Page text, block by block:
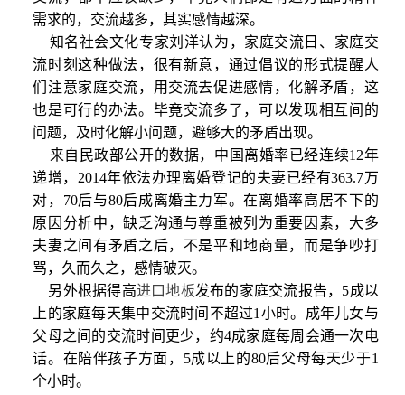
需求的，交流越多，其实感情越深。
知名社会文化专家刘洋认为，家庭交流日、家庭交
流时刻这种做法，很有新意，通过倡议的形式提醒人
们注意家庭交流，用交流去促进感情，化解矛盾，这
也是可行的办法。毕竟交流多了，可以发现相互间的
问题，及时化解小问题，避够大的矛盾出现。
来自民政部公开的数据，中国离婚率已经连续12年
递增，2014年依法办理离婚登记的夫妻已经有363.7万
对，70后与80后成离婚主力军。在离婚率高居不下的
原因分析中，缺乏沟通与尊重被列为重要因素，大多
夫妻之间有矛盾之后，不是平和地商量，而是争吵打
骂，久而久之，感情破灭。
另外根据得高进口地板发布的家庭交流报告，5成以
上的家庭每天集中交流时间不超过1小时。成年儿女与
父母之间的交流时间更少，约4成家庭每周会通一次电
话。在陪伴孩子方面，5成以上的80后父母每天少于1
个小时。